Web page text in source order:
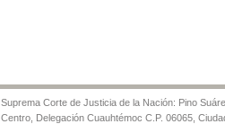
Suprema Corte de Justicia de la Nación: Pino
Centro, Delegación Cuauhtémoc C.P. 06065,